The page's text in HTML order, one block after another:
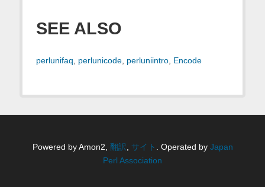
SEE ALSO
perlunifaq perlunicode, perluniintro, Encode
Powered by Amon2, 翻訳 サイト . Operated by Japan
Perl Association